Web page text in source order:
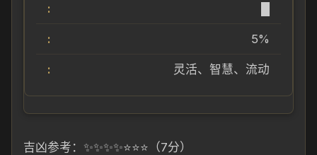
5%
灵活、智慧、流动
吉凶参考：✨✨✨✨⭐⭐⭐（7分）